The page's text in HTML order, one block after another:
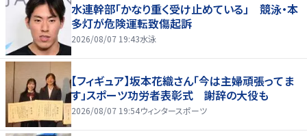
水連幹部「かなり重く受け止めている」 競泳・本
多灯が危険運転致傷起訴
2026/08/07 19:43水泳
【フィギュア】坂本花織さん「今は主婦頑張ってま
す」スポーツ功労者表彰式 謝辞の大役も
2026/08/07 19:54ウィンタースポーツ